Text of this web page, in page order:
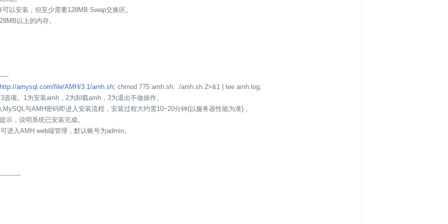
以安装，但至少需要128MB Swap交换区。
以上的内存。
http://amysql.com/file/AMH/3.1/amh.sh; chmod 775 amh.sh; ./amh.sh 2>&1 | tee amh.log;
选项。1为安装amh，2为卸载amh，3为退出不做操作。
MySQL与AMH密码即进入安装流程，安装过程大约需10~20分钟(以服务器性能为准)，
示，说明系统已安装完成。
进入AMH web端管理，默认账号为admin。